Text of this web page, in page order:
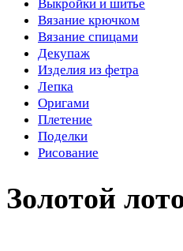
Выкройки и шитье
Вязание крючком
Вязание спицами
Декупаж
Изделия из фетра
Лепка
Оригами
Плетение
Поделки
Рисование
Золотой